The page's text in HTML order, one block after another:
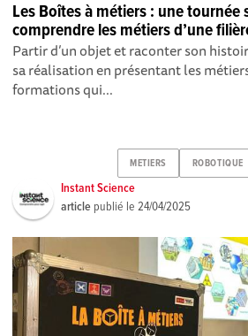
Les Boîtes à métiers : une tournée
comprendre les métiers d’une
Partir d’un objet et raconter son
sa réalisation en présentant les
formations qui...
METIERS ROBOTIQUE
Instant Science
article publié le24/04/2025